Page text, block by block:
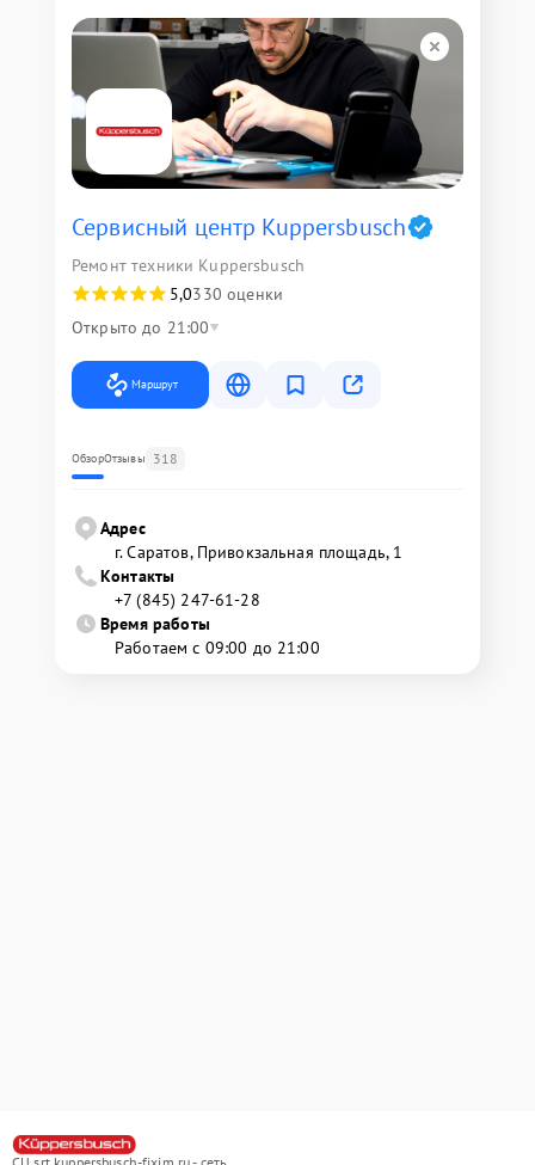
Сервисный центр Kuppersbusch
Ремонт техники Kuppersbusch
5,0330 оценки
Открыто до 21:00
Маршрут
ОбзорОтзывы 318
Адрес
г. Саратов, Привокзальная площадь, 1
Контакты
+7 (845) 247-61-28
Время работы
Работаем с 09:00 до 21:00